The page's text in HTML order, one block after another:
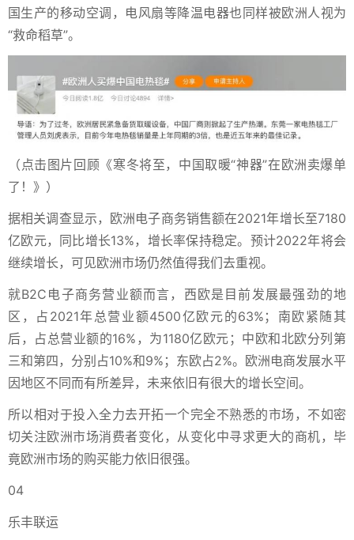
国生产的移动空调，电风扇等降温电器也同样被欧洲人视为
“救命稻草”。
（点击图片回顾《寒冬将至，中国取暖“神器”在欧洲卖爆单
了！》）
据相关调查显示，欧洲电子商务销售额在2021年增长至7180
亿欧元，同比增长13%，增长率保持稳定。预计2022年将会
继续增长，可见欧洲市场仍然值得我们去重视。
就B2C电子商务营业额而言，西欧是目前发展最强劲的地
区，占2021年总营业额4500亿欧元的63%；南欧紧随其
后，占总营业额的16%，为1180亿欧元；中欧和北欧分列第
三和第四，分别占10%和9%；东欧占2%。欧洲电商发展水平
因地区不同而有所差异，未来依旧有很大的增长空间。
所以相对于投入全力去开拓一个完全不熟悉的市场，不如密
切关注欧洲市场消费者变化，从变化中寻求更大的商机，毕
竟欧洲市场的购买能力依旧很强。
04
乐丰联运